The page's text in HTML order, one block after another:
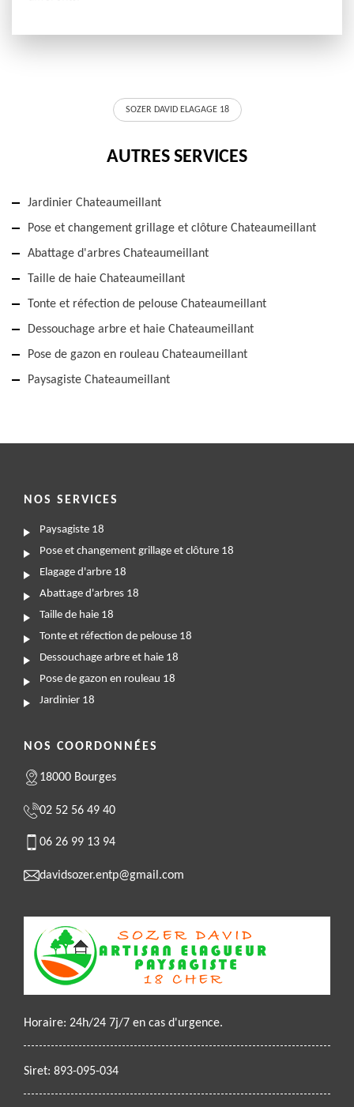
SOZER DAVID ELAGAGE 18
AUTRES SERVICES
Jardinier Chateaumeillant
Pose et changement grillage et clôture Chateaumeillant
Abattage d'arbres Chateaumeillant
Taille de haie Chateaumeillant
Tonte et réfection de pelouse Chateaumeillant
Dessouchage arbre et haie Chateaumeillant
Pose de gazon en rouleau Chateaumeillant
Paysagiste Chateaumeillant
NOS SERVICES
Paysagiste 18
Pose et changement grillage et clôture 18
Elagage d'arbre 18
Abattage d'arbres 18
Taille de haie 18
Tonte et réfection de pelouse 18
Dessouchage arbre et haie 18
Pose de gazon en rouleau 18
Jardinier 18
NOS COORDONNÉES
18000 Bourges
02 52 56 49 40
06 26 99 13 94
davidsozer.entp@gmail.com
Horaire: 24h/24 7j/7 en cas d'urgence.
Siret: 893-095-034